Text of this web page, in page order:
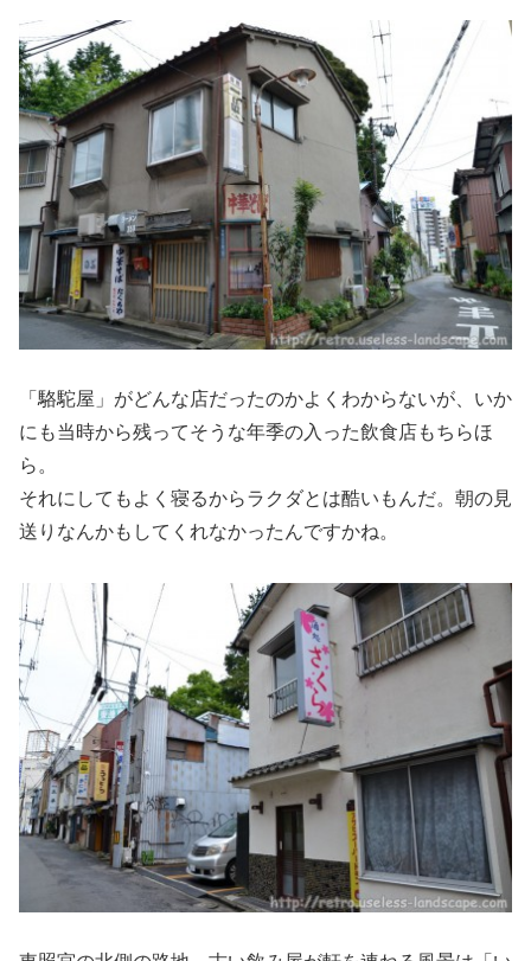
「駱駝屋」がどんな店だったのかよくわからないが、いか
にも当時から残ってそうな年季の入った飲食店もちらほ
ら。
それにしてもよく寝るからラクダとは酷いもんだ。朝の見
送りなんかもしてくれなかったんですかね。